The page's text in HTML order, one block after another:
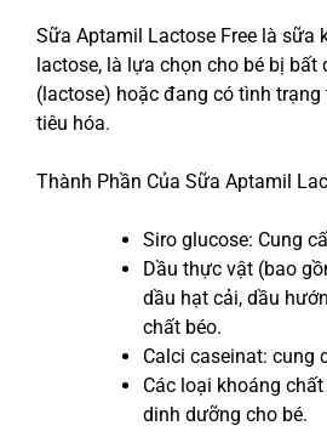
Sữa Aptamil Lactose Free là sữa
lactose, là lựa chọn cho bé bị
(lactose) hoặc đang có tình
tiêu hóa.
Thành Phần Của Sữa Aptamil
Siro glucose: Cung
Dầu thực vật (bao
dầu hạt cải, dầu
chất béo.
Calci caseinat: cung
Các loại khoáng
dinh dưỡng cho bé.